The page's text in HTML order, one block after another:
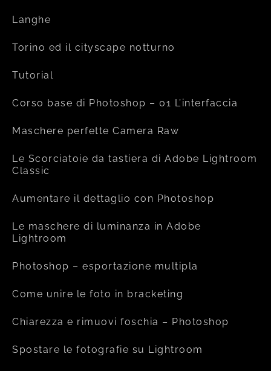
Langhe
Torino ed il cityscape notturno
Tutorial
Corso base di Photoshop – 01 L’interfaccia
Maschere perfette Camera Raw
Le Scorciatoie da tastiera di Adobe Lightroom
Classic
Aumentare il dettaglio con Photoshop
Le maschere di luminanza in Adobe
Lightroom
Photoshop – esportazione multipla
Come unire le foto in bracketing
Chiarezza e rimuovi foschia – Photoshop
Spostare le fotografie su Lightroom